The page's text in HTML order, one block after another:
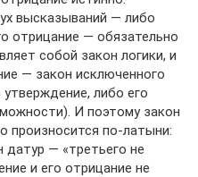
высказываний — либо
отрицание — обязательно
собой закон логики, и
— закон исключенного
либо его
И поэтому закон
произносится по-латыни:
— «третьего не
и его отрицание не